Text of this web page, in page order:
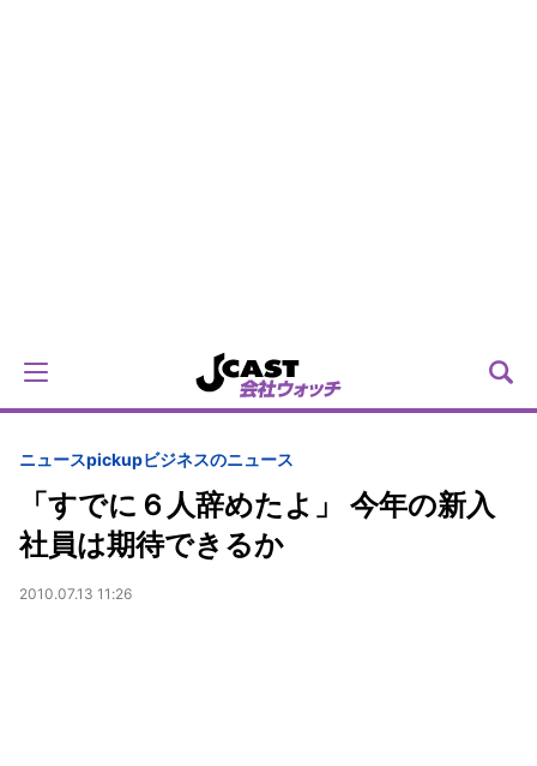
ニュースpickupビジネスのニュース
「すでに６人辞めたよ」 今年の新入
社員は期待できるか
2010.07.13 11:26